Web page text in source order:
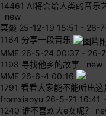
14461 AI将会给人类的音乐
new
冥燚 25-12-19 15:51 - 26-
1164 分享一段音乐
MME 26-5-24 00:37 - 26-
1198 寻找他乡的故事
new
MME 26-6-4 00:16
1791 看看大家能不能听出
fromxiaoyu 26-5-21 16:41 -
1240 谁不喜欢大e女呢？